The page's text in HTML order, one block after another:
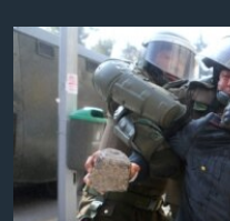
ចូល​
ទៅ​
រចនា
រំលង​
និង​
ចូល​
វិទ្យុ / ផតខាសថ៍
កម្មវិធីទាំងអស់
Khmer English
បណ្តាញ​សង្គម